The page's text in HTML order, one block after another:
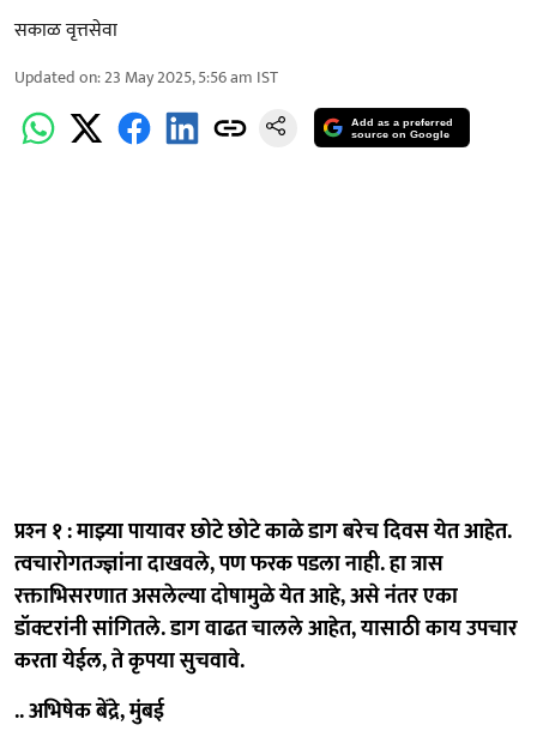
सकाळ वृत्तसेवा
Updated on:23 May 2025, 5:56 am IST
Add as a preferred
source on Google
प्रश्‍न १ : माझ्या पायावर छोटे छोटे काळे डाग बरेच दिवस येत आहेत.
त्वचारोगतज्ज्ञांना दाखवले, पण फरक पडला नाही. हा त्रास
रक्ताभिसरणात असलेल्या दोषामुळे येत आहे, असे नंतर एका
डॉक्टरांनी सांगितले. डाग वाढत चालले आहेत, यासाठी काय उपचार
करता येईल, ते कृपया सुचवावे.
.. अभिषेक बेंद्रे, मुंबई